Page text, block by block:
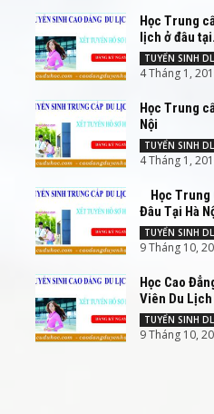
Học Trung
lịch ở đâu
TUYỂN SINH DL
4 Tháng 1,
Học Trung
Nội
TUYỂN SINH DL
4 Tháng 1,
Học Trung
Đâu Tại Hà
TUYỂN SINH DL
9 Tháng 10,
Học Cao
Viên Du Lịch
TUYỂN SINH DL
9 Tháng 10,